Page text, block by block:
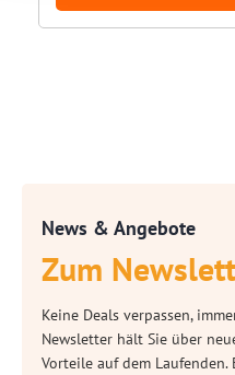
News & Angebote
Zum
Keine Deals verpassen,
Newsletter hält Sie über
Vorteile auf dem